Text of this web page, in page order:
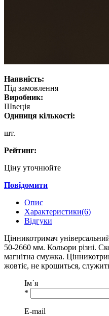
Наявність:
Під замовлення
Виробник:
Швеція
Одиниця кількості:
шт.
Рейтинг:
Ціну уточнюйте
Повідомити
Опис
Характеристики(6)
Відгуки
Цінникотримач
50-2660 мм. Кольори різні.
магнітна смужка.
жовтіє, не крошиться,
Ім`я
*
E-mail